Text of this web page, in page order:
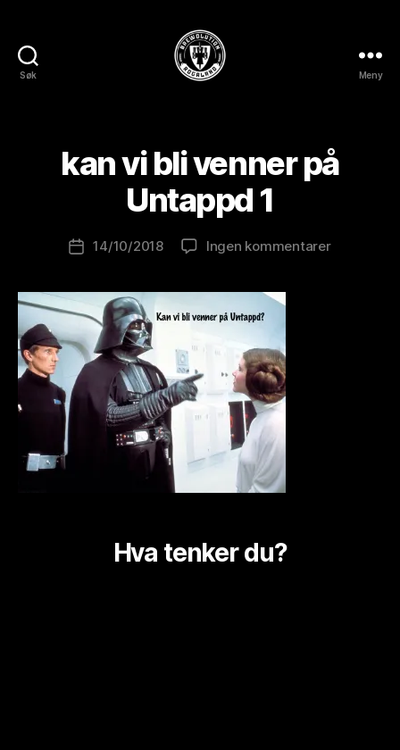
Søk Meny
kan vi bli venner på
Untappd 1
Innleggsforfatter
r
w
l
n
t
Publiseringsdato
14/10/2018 Ingen kommentarertil
Hva tenker du?